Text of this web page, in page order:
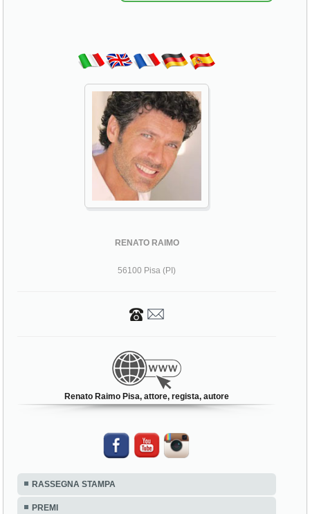
RENATO RAIMO
56100 Pisa (PI)
Renato Raimo Pisa, attore, regista, autore
RASSEGNA STAMPA
PREMI